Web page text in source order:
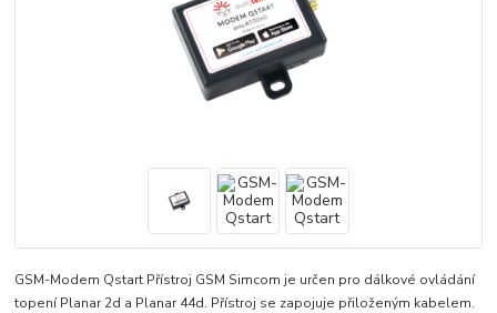
GSM-Modem Qstart Přístroj GSM Simcom je určen pro dálkové ovládání
topení Planar 2d a Planar 44d. Přístroj se zapojuje přiloženým kabelem.